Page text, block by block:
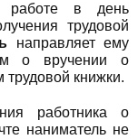
в день
трудовой
направляет ему
о вручении о
трудовой книжки.
работника о
наниматель не